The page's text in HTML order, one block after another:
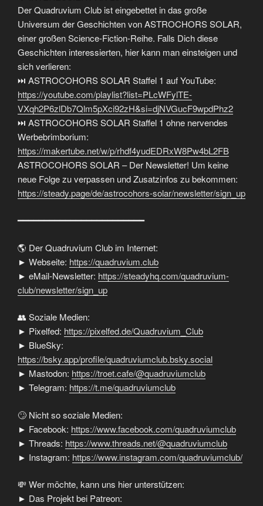
Der Quadruvium Club ist eingebettet in das große
Universum der Geschichten von ASTROCHORS SOLAR,
einer großen Science-Fiction-Reihe. Falls Dich diese
Geschichten interessierten, hier kann man einsteigen und
sich verlieren:
⏭ ASTROCOHORS SOLAR Staffel 1 auf YouTube:
https://youtube.com/playlist?list=PLcWFylTE-
VXqh2P6zlDb7Qlm5pXci92zH&si=djNVGucF9wpdPhz2
⏭ ASTROCOHORS SOLAR Staffel 1 ohne nervendes
Werbebrimborium:
https://makertube.net/w/p/rhdf4yudEDRxW8Pw4bL2FB
ASTROCOHORS SOLAR – Der Newsletter! Um keine
neue Folge zu verpassen und Zusatzinfos zu bekommen:
https://steady.page/de/astrocohors-solar/newsletter/sign_up
━━━━━━━━━━━━━━━━━━━━━━━━
🌎 Der Quadruvium Club im Internet:
► Webseite: https://quadruvium.club
► eMail-Newsletter: https://steadyhq.com/quadruvium-
club/newsletter/sign_up
👥 Soziale Medien:
► Pixelfed: https://pixelfed.de/Quadruvium_Club
► BlueSky:
https://bsky.app/profile/quadruviumclub.bsky.social
► Mastodon: https://troet.cafe/@quadruviumclub
► Telegram: https://t.me/quadruviumclub
🙄 Nicht so soziale Medien:
► Facebook: https://www.facebook.com/quadruviumclub
► Threads: https://www.threads.net/@quadruviumclub
► Instagram: https://www.instagram.com/quadruviumclub/
💸 Wer möchte, kann uns hier unterstützen:
► Das Projekt bei Patreon: